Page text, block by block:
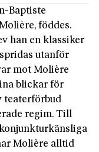
Baptiste
föddes.
han en klassiker
utanför
mot Molière
blickar för
teaterförbud
regim. Till
Molière alltid